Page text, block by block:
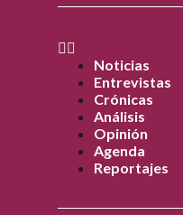
Noticias
Entrevistas
Crónicas
Análisis
Opinión
Agenda
Reportajes